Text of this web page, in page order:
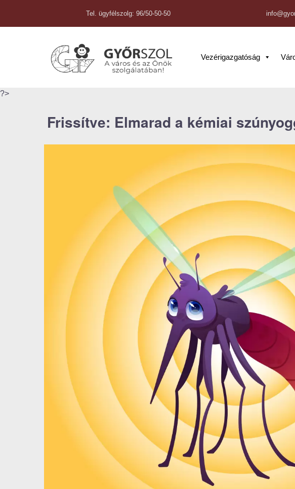
Tel. ügyfélszolg: 96/50-50-50
Vezérigazgatóság
?>
Frissítve: Elmarad a kémiai